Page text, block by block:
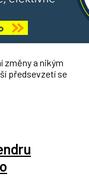
změny a nikým
předsevzetí se